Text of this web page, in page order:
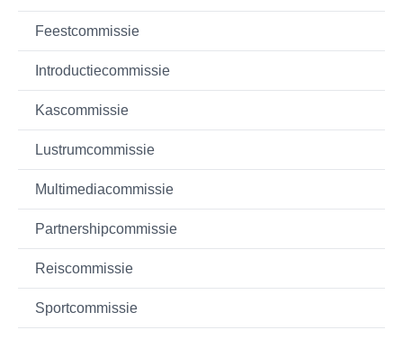
Feestcommissie
Introductiecommissie
Kascommissie
Lustrumcommissie
Multimediacommissie
Partnershipcommissie
Reiscommissie
Sportcommissie